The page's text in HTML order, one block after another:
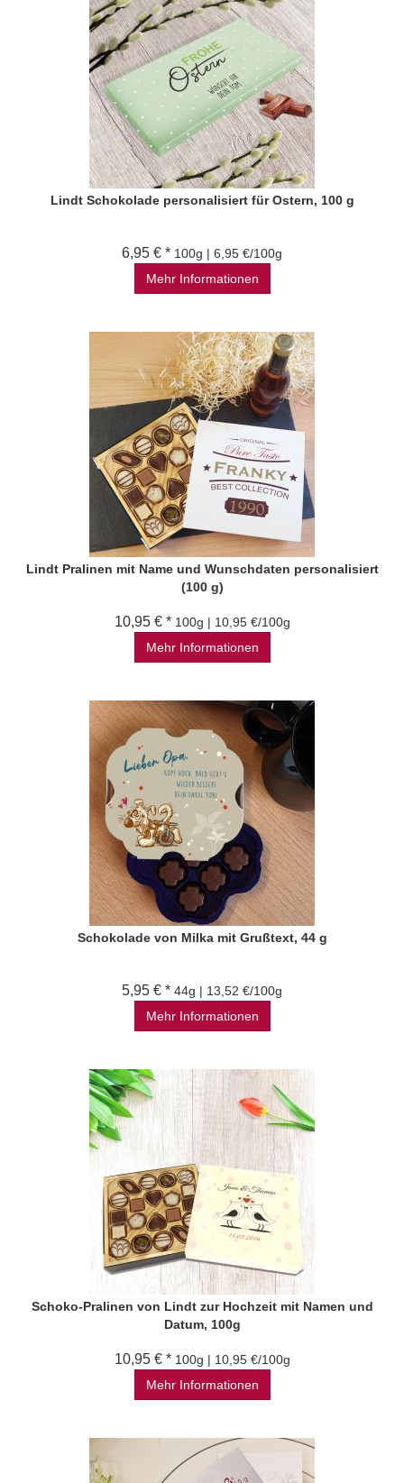
Lindt Schokolade personalisiert für Ostern, 100 g
6,95 € * 100g | 6,95 €/100g
Mehr Informationen
Lindt Pralinen mit Name und Wunschdaten personalisiert
(100 g)
10,95 € * 100g | 10,95 €/100g
Mehr Informationen
Schokolade von Milka mit Grußtext, 44 g
5,95 € * 44g | 13,52 €/100g
Mehr Informationen
Schoko-Pralinen von Lindt zur Hochzeit mit Namen und
Datum, 100g
10,95 € * 100g | 10,95 €/100g
Mehr Informationen